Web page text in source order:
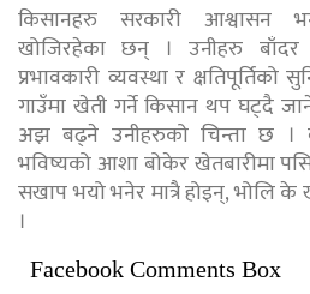
किसानहरु सरकारी आश्वासन
खोजिरहेका छन् । उनीहरु बाँदर
प्रभावकारी व्यवस्था र क्षतिपूर्तिको
गाउँमा खेती गर्ने किसान थप घट्दै
अझ बढ्ने उनीहरुको चिन्ता छ ।
भविष्यको आशा बोकेर खेतबारीमा
सखाप भयो भनेर मात्रै होइन्, भोलि के
।
Facebook Comments Box